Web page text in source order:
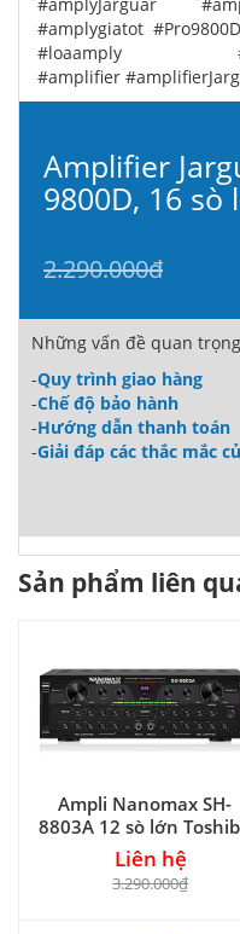
#amplygiatot
#loaamply
#amplifier
Amplifier
9800D, 16 sò
2.290.000đ
Những vấn đề quan
-Quy trình giao hàng
-Chế độ bảo hành
-Hướng dẫn thanh toán
-Giải đáp các thắc mắc
Sản phẩm liên
Ampli Nanomax SH-
8803A 12 sò lớn
Liên hệ
3.290.000₫